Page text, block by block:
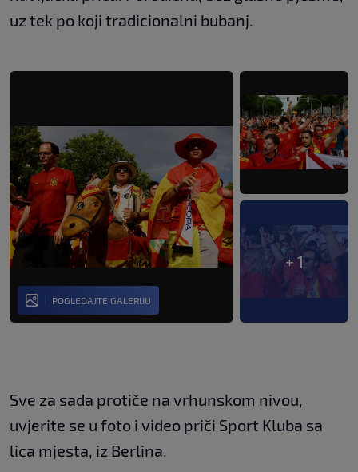
uz tek po koji tradicionalni bubanj.
+ 1
POGLEDAJTE GALERIJU
Sve za sada protiče na vrhunskom nivou,
uvjerite se u foto i video priči Sport Kluba sa
lica mjesta, iz Berlina.